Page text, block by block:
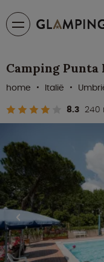
Camping Punta
8.3 240
home Italië